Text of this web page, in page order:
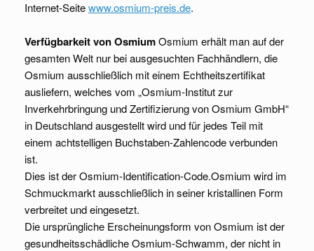
Internet-Seitewww.osmium-preis.de.
Verfügbarkeit von OsmiumOsmium erhält man auf der
gesamten Welt nur bei ausgesuchten Fachhändlern, die
Osmium ausschließlich mit einem Echtheitszertifikat
ausliefern, welches vom „Osmium-Institut zur
Inverkehrbringung und Zertifizierung von Osmium GmbH“
in Deutschland ausgestellt wird und für jedes Teil mit
einem achtstelligen Buchstaben-Zahlencode verbunden
ist.
Dies ist der Osmium-Identification-Code.Osmium wird im
Schmuckmarkt ausschließlich in seiner kristallinen Form
verbreitet und eingesetzt.
Die ursprüngliche Erscheinungsform von Osmium ist der
gesundheitsschädliche Osmium-Schwamm, der nicht in